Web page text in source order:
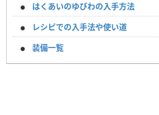
はくあいのゆびわの入手方法
レシピでの入手法や使い道
装備一覧